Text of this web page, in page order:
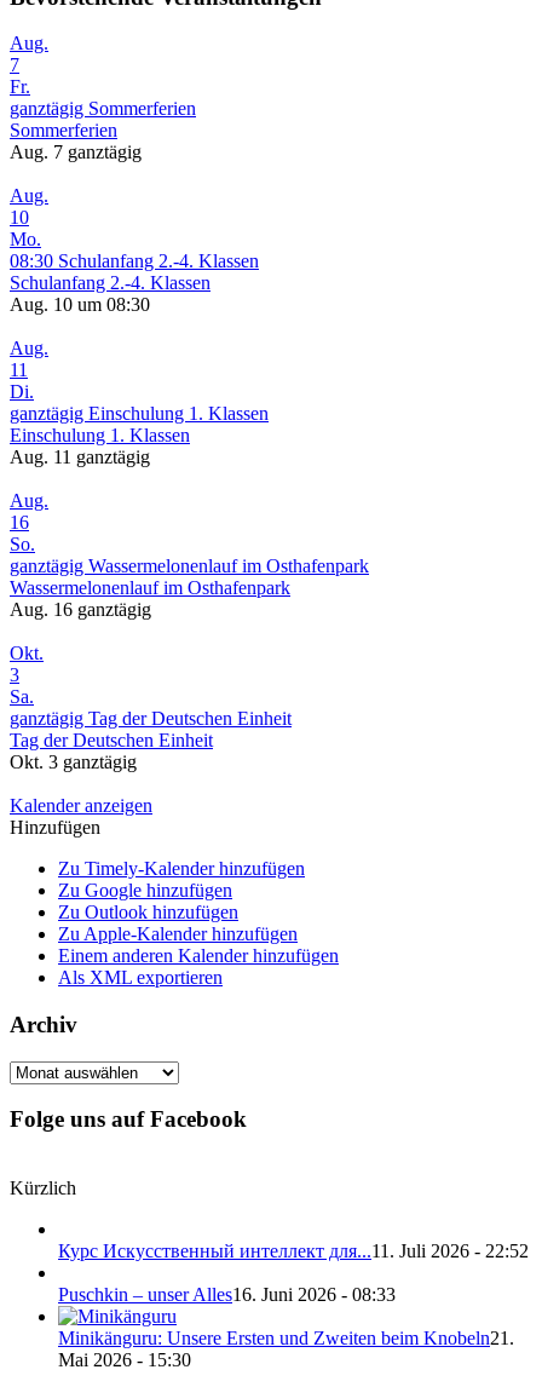
Aug.
7
Fr.
ganztägig Sommerferien
Sommerferien
Aug. 7 ganztägig
Aug.
10
Mo.
08:30 Schulanfang 2.-4. Klassen
Schulanfang 2.-4. Klassen
Aug. 10 um 08:30
Aug.
11
Di.
ganztägig Einschulung 1. Klassen
Einschulung 1. Klassen
Aug. 11 ganztägig
Aug.
16
So.
ganztägig Wassermelonenlauf im Osthafenpark
Wassermelonenlauf im Osthafenpark
Aug. 16 ganztägig
Okt.
3
Sa.
ganztägig Tag der Deutschen Einheit
Tag der Deutschen Einheit
Okt. 3 ganztägig
Kalender anzeigen
Hinzufügen
Zu Timely-Kalender hinzufügen
Zu Google hinzufügen
Zu Outlook hinzufügen
Zu Apple-Kalender hinzufügen
Einem anderen Kalender hinzufügen
Als XML exportieren
Archiv
Archiv
Folge uns auf Facebook
Kürzlich
Курс Искусственный интеллект для...11. Juli 2026 - 22:52
Puschkin – unser Alles16. Juni 2026 - 08:33
Minikänguru: Unsere Ersten und Zweiten beim Knobeln21.
Mai 2026 - 15:30